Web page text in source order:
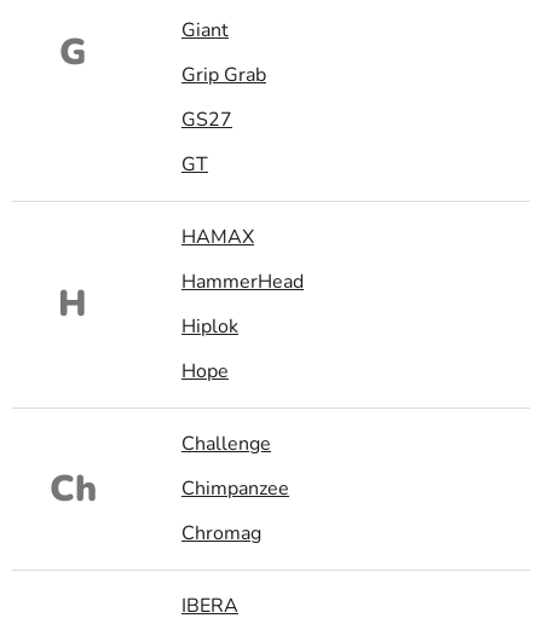
G
Giant
Grip Grab
GS27
GT
H
HAMAX
HammerHead
Hiplok
Hope
Ch
Challenge
Chimpanzee
Chromag
IBERA